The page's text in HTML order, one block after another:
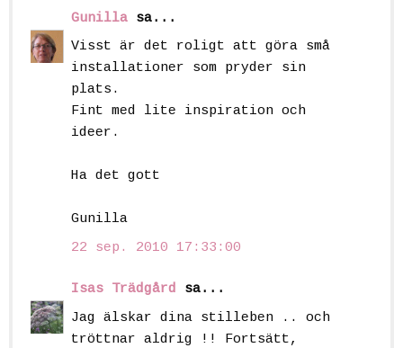
Gunilla sa...
Visst är det roligt att göra små
installationer som pryder sin
plats.
Fint med lite inspiration och
ideer.
Ha det gott
Gunilla
22 sep. 2010 17:33:00
Isas Trädgård sa...
Jag älskar dina stilleben .. och
tröttnar aldrig !! Fortsätt,